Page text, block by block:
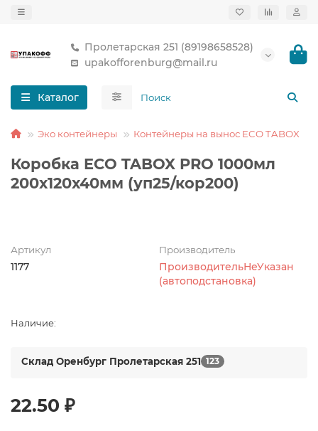
Пролетарская 251 (89198658528)
upakofforenburg@mail.ru
Каталог
Эко контейнеры Контейнеры на вынос ECO TABOX
Коробка ECO TABOX PRO 1000мл
200х120х40мм (уп25/кор200)
Артикул
1177
Производитель
ПроизводительНеУказан
(автоподстановка)
Наличие:
Склад Оренбург Пролетарская 251 123
22.50 ₽